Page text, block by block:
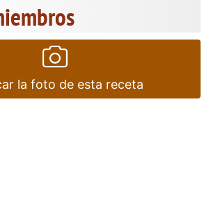
la foto de esta receta